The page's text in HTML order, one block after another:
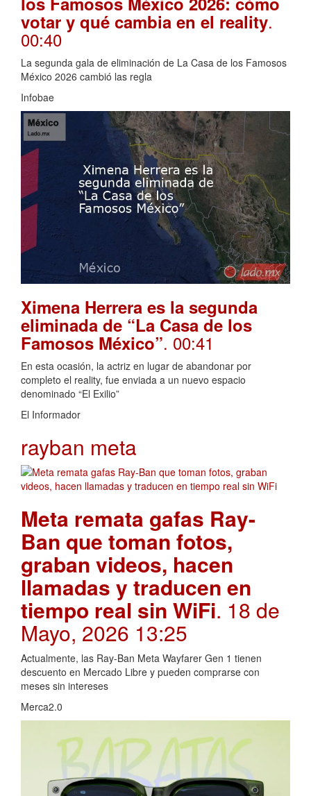
votar y qué cambia en el reality.
00:40
La segunda gala de eliminación de La Casa de los Famosos
México 2026 cambió las regla
Infobae
Ximena Herrera es la segunda
eliminada de “La Casa de los
Famosos México”. 00:41
En esta ocasión, la actriz en lugar de abandonar por
completo el reality, fue enviada a un nuevo espacio
denominado “El Exilio”
El Informador
rayban meta
Meta remata gafas Ray-
Ban que toman fotos,
graban videos, hacen
llamadas y traducen en
tiempo real sin WiFi. 18 de
Mayo, 2026 13:25
Actualmente, las Ray-Ban Meta Wayfarer Gen 1 tienen
descuento en Mercado Libre y pueden comprarse con
meses sin intereses
Merca2.0